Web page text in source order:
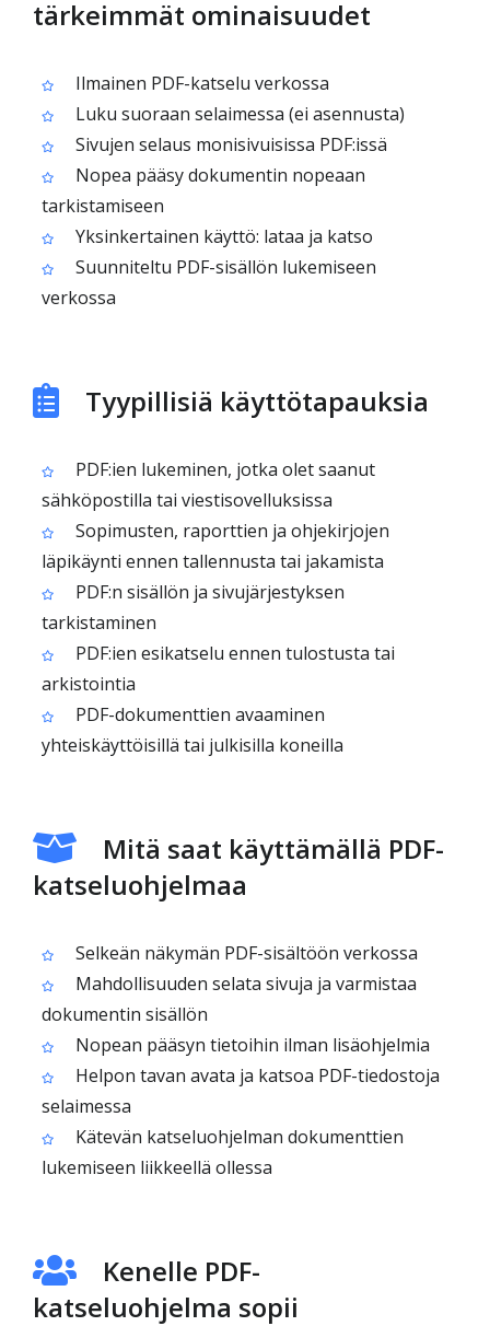
tärkeimmät ominaisuudet
Ilmainen PDF-katselu verkossa
Luku suoraan selaimessa (ei asennusta)
Sivujen selaus monisivuisissa PDF:issä
Nopea pääsy dokumentin nopeaan
tarkistamiseen
Yksinkertainen käyttö: lataa ja katso
Suunniteltu PDF-sisällön lukemiseen
verkossa
Tyypillisiä käyttötapauksia
PDF:ien lukeminen, jotka olet saanut
sähköpostilla tai viestisovelluksissa
Sopimusten, raporttien ja ohjekirjojen
läpikäynti ennen tallennusta tai jakamista
PDF:n sisällön ja sivujärjestyksen
tarkistaminen
PDF:ien esikatselu ennen tulostusta tai
arkistointia
PDF-dokumenttien avaaminen
yhteiskäyttöisillä tai julkisilla koneilla
Mitä saat käyttämällä PDF-
katseluohjelmaa
Selkeän näkymän PDF-sisältöön verkossa
Mahdollisuuden selata sivuja ja varmistaa
dokumentin sisällön
Nopean pääsyn tietoihin ilman lisäohjelmia
Helpon tavan avata ja katsoa PDF-tiedostoja
selaimessa
Kätevän katseluohjelman dokumenttien
lukemiseen liikkeellä ollessa
Kenelle PDF-
katseluohjelma sopii